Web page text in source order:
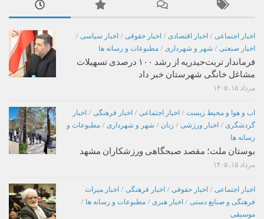
اخبار اجتماعی / اخبار اقتصادی / اخبار حقوقی / اخبار سیاسی /
اخبار صنعتی / شهر و شهرداری / مطبوعات و رسانه ها
فرماندار تربت‌حیدریه از رشد ۱۰۰ درصدی تسهیلات
مشاغل خانگی شهرستان خبر داد
مرداد ۱۵, ۱۴۰۵
اب و هوا و محیط زیست / اخبار اجتماعی / اخبار فرهنگی / اخبار
گردشگری / اخبار ورزشی / زنان / شهر و شهرداری / مطبوعات و
رسانه ها
بوستان ملت؛ مقصد صبحگاهی ورزشکاران مشهد
مرداد ۱۵, ۱۴۰۵
اخبار اجتماعی / اخبار حقوقی / اخبار فرهنگی / اخبار میراث
فرهنگی و صنایع دستی / اخبار هنری / مطبوعات و رسانه ها /
موسیقی